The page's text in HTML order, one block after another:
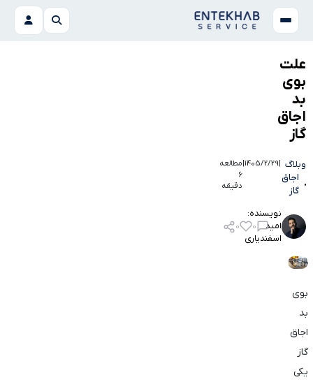
علت
بوی
بد
اجاق
گاز
وبلاگ
اجاق
گاز
|
1405/2/29 مطالعه
6
دقیقه
نویسنده:
امید
اسفندیاری
0
0
بوی
بد
اجاق
گاز
یکی